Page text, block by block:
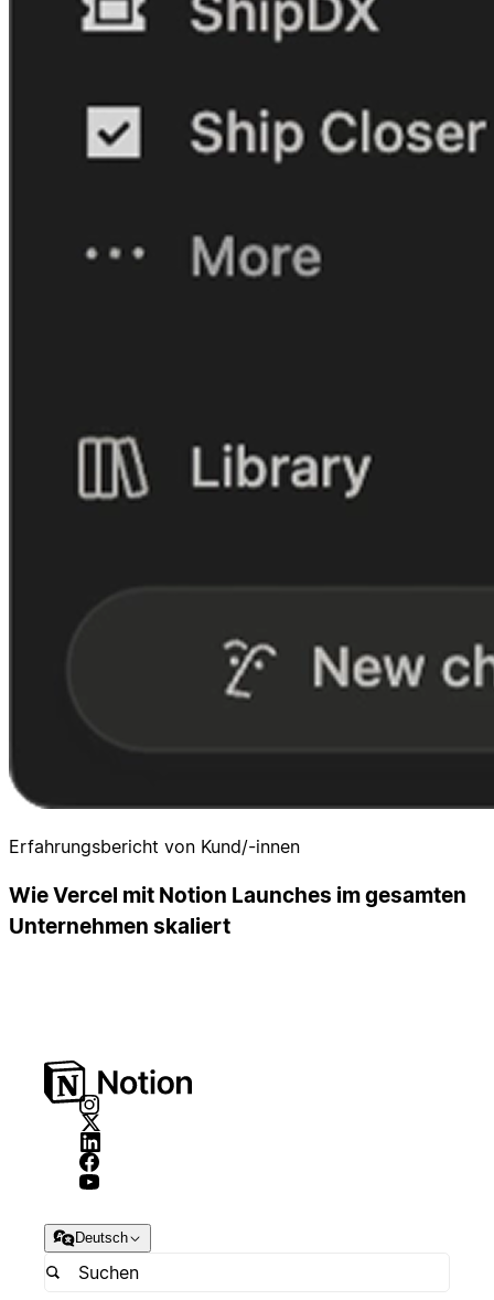
Erfahrungsbericht von Kund/-innen
Wie Vercel mit Notion Launches im gesamten
Unternehmen skaliert
Deutsch